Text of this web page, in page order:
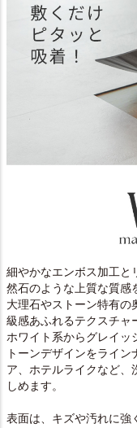
細やかなエンボス加工と
然石のような上質な質感
大理石やストーン特有の
級感あふれるテクスチャ
ホワイト系からグレイッ
トーンデザインをライ
ア、ホテルライクなど、
しめます。
表面は、キズや汚れに強